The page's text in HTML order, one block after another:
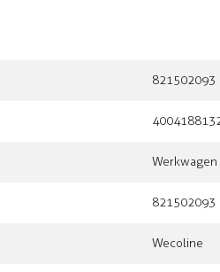
821502093
Werkwagen
821502093
Wecoline